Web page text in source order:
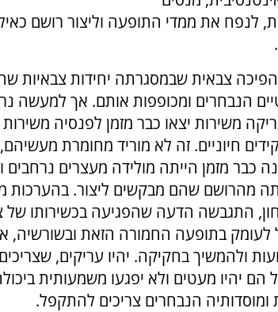
לנפח את ממדי התופעה וליצור רושם
צבאית שבמסגרתה יחידות צבאיות
הנבחרים ומכופפות אותם. אך למעשה
משירות יצאו כבר מזמן לפנסיה משירות
חיוניים. זה לא מוריד מחומרת
מזמן הייתה מולידה מעצרים נרחבים
מהרושם שהם מבקשים ליצור. בהערכות
התגבשה הדעה שהפגיעה בכשירותו של
לעומק בתופעה החמורה הזאת ובשורשיה,
ולהמשיך בחקיקה. יהיו עריקים,
יהיו מעטים ולא יפגעו משמעותית
הנבחרים צריכים להתקפל.